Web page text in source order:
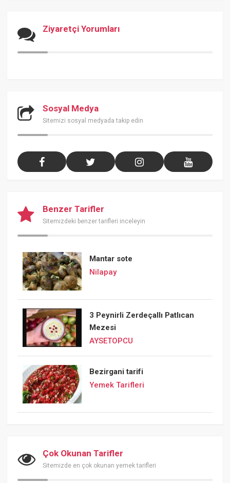
Ziyaretçi Yorumları
Sosyal Medya
Sitemizi sosyal medyada takip edin
Benzer Tarifler
Sitemizdeki benzer tarifleri inceleyin
Mantar sote
Nilapay
3 Peynirli Zerdeçallı Patlıcan
Mezesi
AYSETOPCU
Bezirgani tarifi
Yemek Tarifleri
Çok Okunan Tarifler
Sitemizde en çok okunan yemek tarifleri